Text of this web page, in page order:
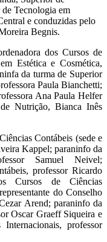
Tecnologia em
e conduzidas pelo
Begnis.
dos Cursos de
Estética e Cosmética,
da turma de Superior
Paula Bianchetti;
Ana Paula Helfer
Nutrição, Bianca Inês
Contábeis (sede e
Kappel; paraninfo da
Samuel Neivel;
professor Ricardo
Cursos de Ciências
do Conselho
Arend; paraninfo da
Oscar Graeff Siqueira e
professor